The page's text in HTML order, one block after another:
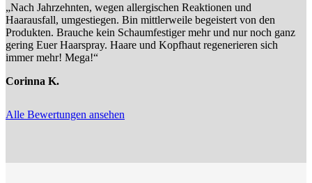
„Nach Jahrzehnten, wegen allergischen Reaktionen und
Haarausfall, umgestiegen. Bin mittlerweile begeistert von den
Produkten. Brauche kein Schaumfestiger mehr und nur noch ganz
gering Euer Haarspray. Haare und Kopfhaut regenerieren sich
immer mehr! Mega!“
Corinna K.
Alle Bewertungen ansehen